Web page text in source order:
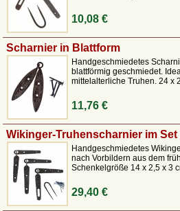
10,08 €
Scharnier in Blattform
Handgeschmiedetes
blattförmig geschmiedet.
mittelalterliche Truhen. 24 x
11,76 €
Wikinger-Truhenscharnier im Set
Handgeschmiedetes
nach Vorbildern aus dem
Schenkelgröße 14 x 2,5 x 3
29,40 €